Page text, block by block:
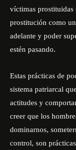
víctimas prostituidas
prostitución como
adelante y poder
estén pasando.
Estas prácticas de
sistema patriarcal que
actitudes y
creer que los
dominarnos,
control, son